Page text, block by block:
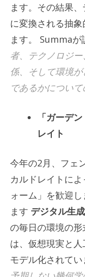
ます。その結果
に変換される抽
ます。 Summaが
者、テクノロジ
係、そして環境
であるかについ
「ガーデ
レイト
今年の2月、フェ
カルドレイトに
ォーム」を歓迎
ます デジタル生
の毎日の環境の
は、仮想現実と
モデル化されて